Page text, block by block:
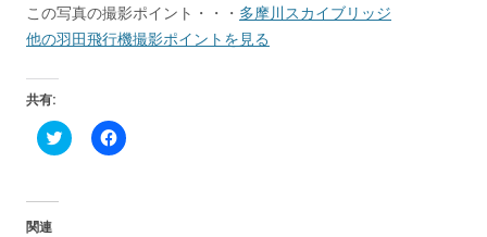
この写真の撮影ポイント・・・ 多摩川スカイブリッジ
他の羽田飛行機撮影ポイントを見る
共有:
ク
リ
F
a
関連